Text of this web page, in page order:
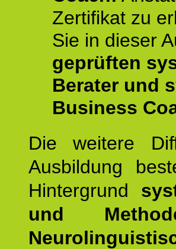
Zertifikat zu
Sie in dieser
geprüften
Berater und
Business
Die weitere
Ausbildung
Hintergrund
und